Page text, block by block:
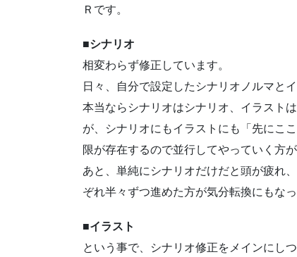
Ｒです。
■シナリオ
相変わらず修正しています。
日々、自分で設定したシナリオノルマと
本当ならシナリオはシナリオ、イラスト
が、シナリオにもイラストにも「先にこ
限が存在するので並行してやっていく方
あと、単純にシナリオだけだと頭が疲れ
ぞれ半々ずつ進めた方が気分転換にもな
■イラスト
という事で、シナリオ修正をメインにし